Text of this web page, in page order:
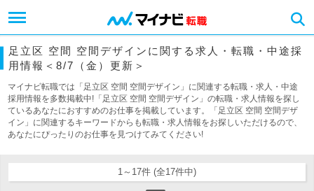
足立区 空間 空間デザインに関する求人・転職・中途採
用情報＜8/7（金）更新＞
マイナビ転職では「足立区 空間 空間デザイン」に関連する転職・求人・中途
採用情報を多数掲載中!「足立区 空間 空間デザイン」の転職・求人情報を探し
ているあなたにおすすめのお仕事を掲載しています。「足立区 空間 空間デザ
イン」に関連するキーワードからも転職・求人情報をお探しいただけるので、
あなたにぴったりのお仕事を見つけてみてください!
1～17件 (全17件中)